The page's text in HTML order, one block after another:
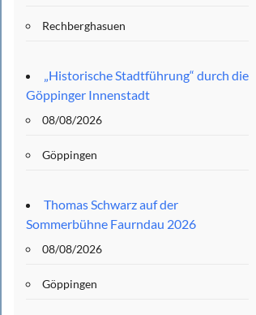
Rechberghasuen
„Historische Stadtführung“ durch die
Göppinger Innenstadt
08/08/2026
Göppingen
Thomas Schwarz auf der
Sommerbühne Faurndau 2026
08/08/2026
Göppingen